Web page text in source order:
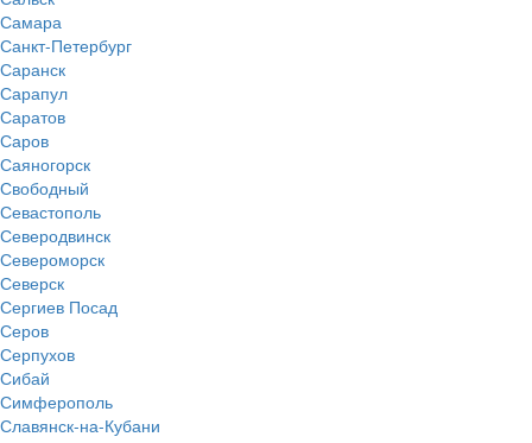
Самара
Санкт-Петербург
Саранск
Сарапул
Саратов
Саров
Саяногорск
Свободный
Севастополь
Северодвинск
Североморск
Северск
Сергиев Посад
Серов
Серпухов
Сибай
Симферополь
Славянск-на-Кубани